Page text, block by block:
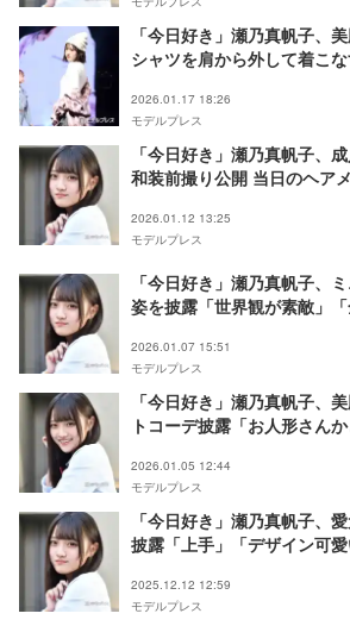
「今日好き」瀬乃真帆子、
シャツを肩から外して着こ
2026.01.17 18:26
モデルプレス
「今日好き」瀬乃真帆子、
和装前撮り公開 当日のヘア
2026.01.12 13:25
モデルプレス
「今日好き」瀬乃真帆子、
姿を披露「世界観が素敵」
2026.01.07 15:51
モデルプレス
「今日好き」瀬乃真帆子、
トコーデ披露「お人形さん
2026.01.05 12:44
モデルプレス
「今日好き」瀬乃真帆子、
披露「上手」「デザイン可
2025.12.12 12:59
モデルプレス